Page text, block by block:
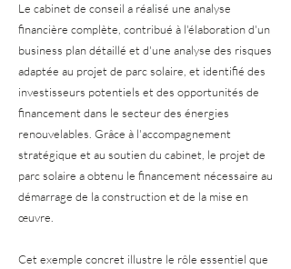
Le cabinet de conseil a réalisé une analyse
financière complète, contribué à l'élaboration d'un
business plan détaillé et d'une analyse des risques
adaptée au projet de parc solaire, et identifié des
investisseurs potentiels et des opportunités de
financement dans le secteur des énergies
renouvelables. Grâce à l'accompagnement
stratégique et au soutien du cabinet, le projet de
parc solaire a obtenu le financement nécessaire au
démarrage de la construction et de la mise en
œuvre.
Cet exemple concret illustre le rôle essentiel que